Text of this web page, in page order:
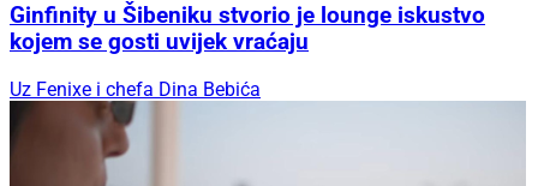
Ginfinity u Šibeniku stvorio je lounge iskustvo
kojem se gosti uvijek vraćaju
Uz Fenixe i chefa Dina Bebića